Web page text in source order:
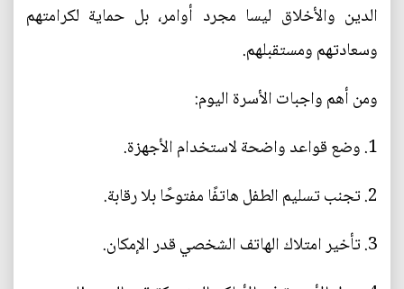
الدين والأخلاق ليسا مجرد أوامر، بل حماية لكرامتهم
وسعادتهم ومستقبلهم.
ومن أهم واجبات الأسرة اليوم:
1. وضع قواعد واضحة لاستخدام الأجهزة.
2. تجنب تسليم الطفل هاتفًا مفتوحًا بلا رقابة.
3. تأخير امتلاك الهاتف الشخصي قدر الإمكان.